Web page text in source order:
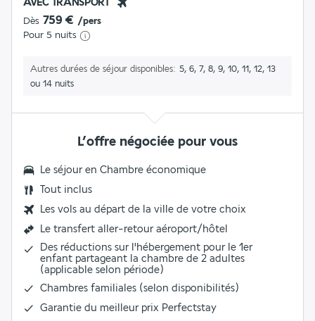
AVEC TRANSPORT
Dès 759 € /pers
Pour 5 nuits
Autres durées de séjour disponibles
5, 6, 7, 8, 9, 10, 11, 12, 13
ou 14 nuits
L’offre négociée pour vous
Le séjour en Chambre économique
Tout inclus
Les vols au départ de la ville de votre choix
Le transfert aller-retour aéroport/hôtel
Des réductions sur l'hébergement pour le 1er
enfant partageant la chambre de 2 adultes
(applicable selon période)
Chambres familiales (selon disponibilités)
Garantie du meilleur prix Perfectstay